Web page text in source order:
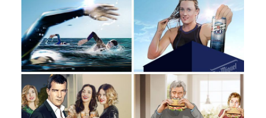
By sharing your
interests and
behavior while
visiting our site,
you increase
the likelihood of
seeing
personalized
content and